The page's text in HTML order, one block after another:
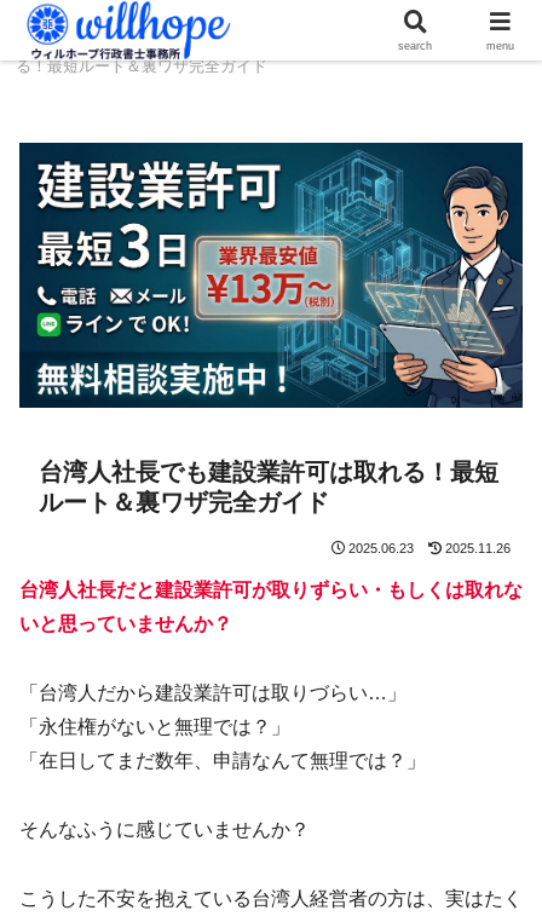
ホーム 建設コラム
台湾人社長でも建設業許可は取れ
る！最短ルート＆裏ワザ完全ガイド
台湾人社長でも建設業許可は取れる！最短
ルート＆裏ワザ完全ガイド
2025.06.23 2025.11.26
台湾人社長だと建設業許可が取りずらい・もしくは取れな
いと思っていませんか？
「台湾人だから建設業許可は取りづらい…」
「永住権がないと無理では？」
「在日してまだ数年、申請なんて無理では？」
そんなふうに感じていませんか？
こうした不安を抱えている台湾人経営者の方は、実はたく
search menu